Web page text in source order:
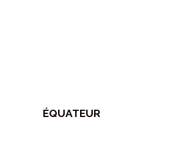
ÉQUATEUR